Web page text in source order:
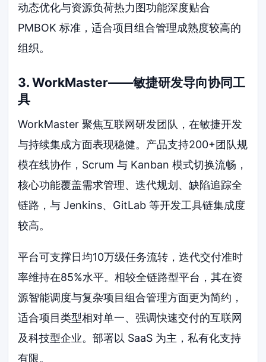
动态优化与资源负荷热力图功能深度贴合
PMBOK 标准，适合项目组合管理成熟度较高的
组织。
3. WorkMaster——敏捷研发导向协同工
具
WorkMaster 聚焦互联网研发团队，在敏捷开发
与持续集成方面表现稳健。产品支持200+团队规
模在线协作，Scrum 与 Kanban 模式切换流畅，
核心功能覆盖需求管理、迭代规划、缺陷追踪全
链路，与 Jenkins、GitLab 等开发工具链集成度
较高。
平台可支撑日均10万级任务流转，迭代交付准时
率维持在85%水平。相较全链路型平台，其在资
源智能调度与复杂项目组合管理方面更为简约，
适合项目类型相对单一、强调快速交付的互联网
及科技型企业。部署以 SaaS 为主，私有化支持
有限。